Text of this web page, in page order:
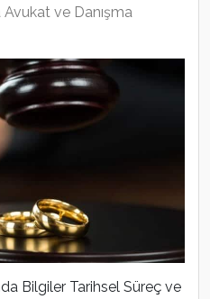
ve Danışma
Bilgiler Tarihsel Süreç ve